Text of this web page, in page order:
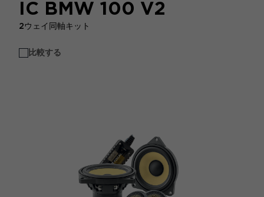
IC BMW 100 V2
2ウェイ同軸キット
比較する